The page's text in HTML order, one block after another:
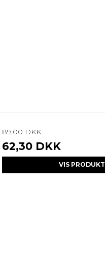
89,00 DKK
62,30 DKK
VIS PRODUKT